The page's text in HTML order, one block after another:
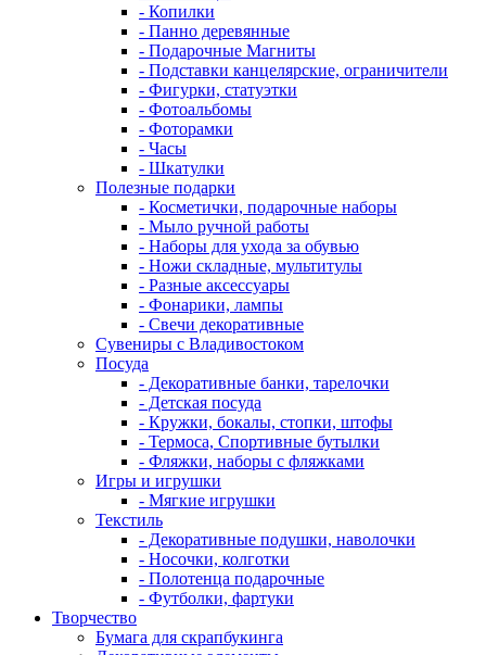
- Копилки
- Панно деревянные
- Подарочные Магниты
- Подставки канцелярские, ограничители
- Фигурки, статуэтки
- Фотоальбомы
- Фоторамки
- Часы
- Шкатулки
Полезные подарки
- Косметички, подарочные наборы
- Мыло ручной работы
- Наборы для ухода за обувью
- Ножи складные, мультитулы
- Разные аксессуары
- Фонарики, лампы
- Свечи декоративные
Сувениры с Владивостоком
Посуда
- Декоративные банки, тарелочки
- Детская посуда
- Кружки, бокалы, стопки, штофы
- Термоса, Спортивные бутылки
- Фляжки, наборы с фляжками
Игры и игрушки
- Мягкие игрушки
Текстиль
- Декоративные подушки, наволочки
- Носочки, колготки
- Полотенца подарочные
- Футболки, фартуки
Творчество
Бумага для скрапбукинга